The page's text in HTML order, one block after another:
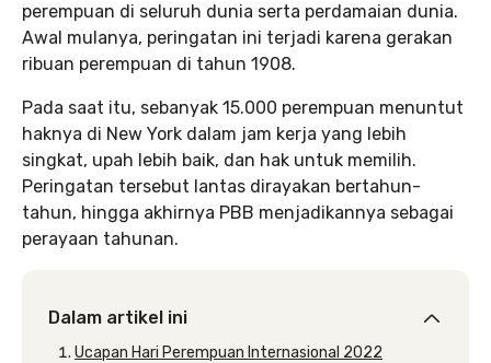
perempuan di seluruh dunia serta perdamaian dunia.
Awal mulanya, peringatan ini terjadi karena gerakan
ribuan perempuan di tahun 1908.
Pada saat itu, sebanyak 15.000 perempuan menuntut
haknya di New York dalam jam kerja yang lebih
singkat, upah lebih baik, dan hak untuk memilih.
Peringatan tersebut lantas dirayakan bertahun-
tahun, hingga akhirnya PBB menjadikannya sebagai
perayaan tahunan.
Dalam artikel ini
Ucapan Hari Perempuan Internasional 2022